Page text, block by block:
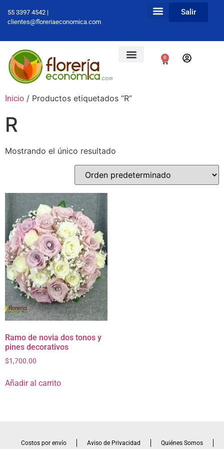
55 3397 4542 |
clientes@floreriaeconomica.com
Salir
0
Inicio / Productos etiquetados “R”
R
Mostrando el único resultado
Ramo de novia dos tonos y
pines decorativos
$1,700.00
Añadir al carrito
Costos por envío Aviso de Privacidad Quiénes Somos